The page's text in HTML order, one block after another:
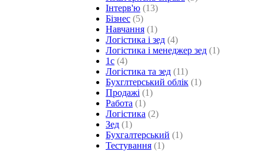
Інтерв'ю (13)
Бізнес (5)
Навчання (1)
Логістика і зед (4)
Логістика і менеджер зед (1)
1с (4)
Логістика та зед (11)
Бухглтерський облік (1)
Продажі (1)
Работа (1)
Логістика (2)
Зед (1)
Бухгалтерський (1)
Тестування (1)